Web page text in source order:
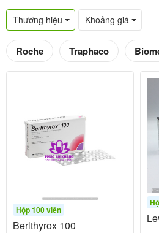
Thương hiệu Khoảng giá
Roche Traphaco
Hộp 100 viên
Berlthyrox 100